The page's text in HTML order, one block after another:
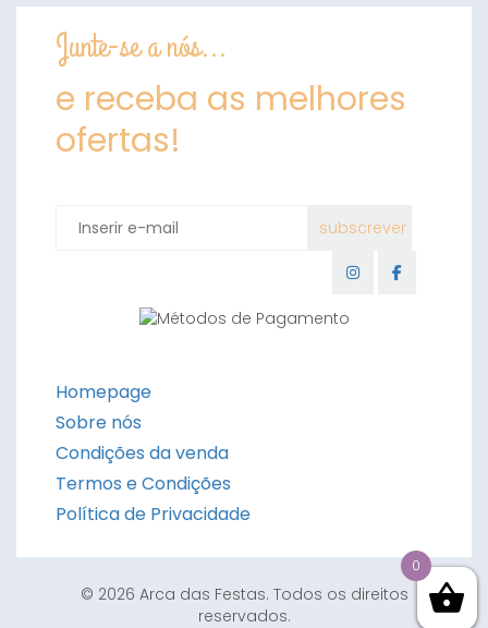
Junte-se a nós...
e receba as melhores
ofertas!
Homepage
Sobre nós
Condições da venda
Termos e Condições
Política de Privacidade
© 2026 Arca das Festas. Todos os direitos
reservados.
0